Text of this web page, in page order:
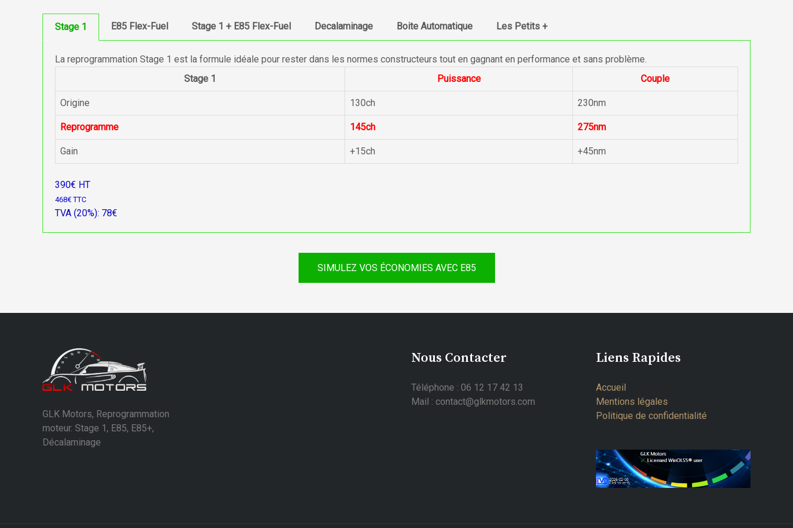
Stage 1 E85 Flex-Fuel Stage 1 + E85 Flex-Fuel Decalaminage Boite Automatique Les Petits +
La reprogrammation Stage 1 est la formule idéale pour rester dans les normes constructeurs tout en gagnant en performance et sans problème.
Stage 1
Puissance Couple
Origine 130ch 230nm
Reprogramme 145ch 275nm
Gain +15ch +45nm
390€ HT
468€ TTC
TVA (20%): 78€
SIMULEZ VOS ÉCONOMIES AVEC E85
GLK Motors, Reprogrammation
moteur. Stage 1, E85, E85+,
Décalaminage
Nous Contacter
Téléphone : 06 12 17 42 13
Mail : contact@glkmotors.com
Liens Rapides
Accueil
Mentions légales
Politique de confidentialité